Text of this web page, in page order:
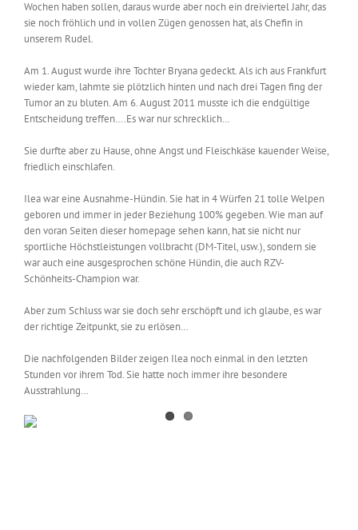
Wochen haben sollen, daraus wurde aber noch ein dreiviertel Jahr, das
sie noch fröhlich und in vollen Zügen genossen hat, als Chefin in
unserem Rudel.
Am 1. August wurde ihre Tochter Bryana gedeckt. Als ich aus Frankfurt
wieder kam, lahmte sie plötzlich hinten und nach drei Tagen fing der
Tumor an zu bluten. Am 6. August 2011 musste ich die endgültige
Entscheidung treffen….Es war nur schrecklich…
Sie durfte aber zu Hause, ohne Angst und Fleischkäse kauender Weise,
friedlich einschlafen.
Ilea war eine Ausnahme-Hündin. Sie hat in 4 Würfen 21 tolle Welpen
geboren und immer in jeder Beziehung 100% gegeben. Wie man auf
den voran Seiten dieser homepage sehen kann, hat sie nicht nur
sportliche Höchstleistungen vollbracht (DM-Titel, usw.), sondern sie
war auch eine ausgesprochen schöne Hündin, die auch RZV-
Schönheits-Champion war.
Aber zum Schluss war sie doch sehr erschöpft und ich glaube, es war
der richtige Zeitpunkt, sie zu erlösen…
Die nachfolgenden Bilder zeigen Ilea noch einmal in den letzten
Stunden vor ihrem Tod. Sie hatte noch immer ihre besondere
Ausstrahlung…